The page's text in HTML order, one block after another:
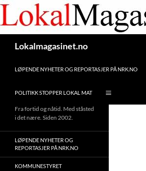
Gå
innhaldet
Lokalmagasinet.no
LØPENDE NYHETER OG REPORTASJER PÅ NRK.NO
POLITIKK STOPPER LOKAL MAT
Fra fortid og nåtid. Med ståsted
i det nære. Siden 2002.
LØPENDE NYHETER OG
REPORTASJER PÅ NRK.NO
KOMMUNESTYRET